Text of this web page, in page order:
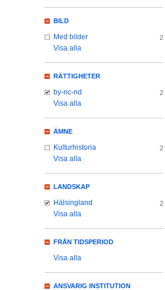
BILD
Med bilder 2
Visa alla
RÄTTIGHETER
by-nc-nd 2
Visa alla
ÄMNE
Kulturhistoria 2
Visa alla
LANDSKAP
Hälsingland 2
Visa alla
FRÅN TIDSPERIOD
Visa alla
ANSVARIG INSTITUTION